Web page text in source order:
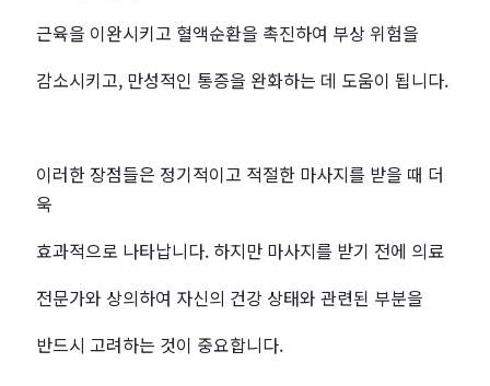
근육을 이완시키고 혈액순환을 촉진하여 부상 위험을
감소시키고, 만성적인 통증을 완화하는 데 도움이 됩니다.
이러한 장점들은 정기적이고 적절한 마사지를 받을 때 더
욱
효과적으로 나타납니다. 하지만 마사지를 받기 전에 의료
전문가와 상의하여 자신의 건강 상태와 관련된 부분을
반드시 고려하는 것이 중요합니다.